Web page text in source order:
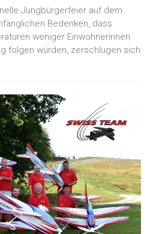
Jungbürgerfeier auf dem
Bedenken, dass
weniger Einwohnerinnen
folgen würden, zerschlugen sich